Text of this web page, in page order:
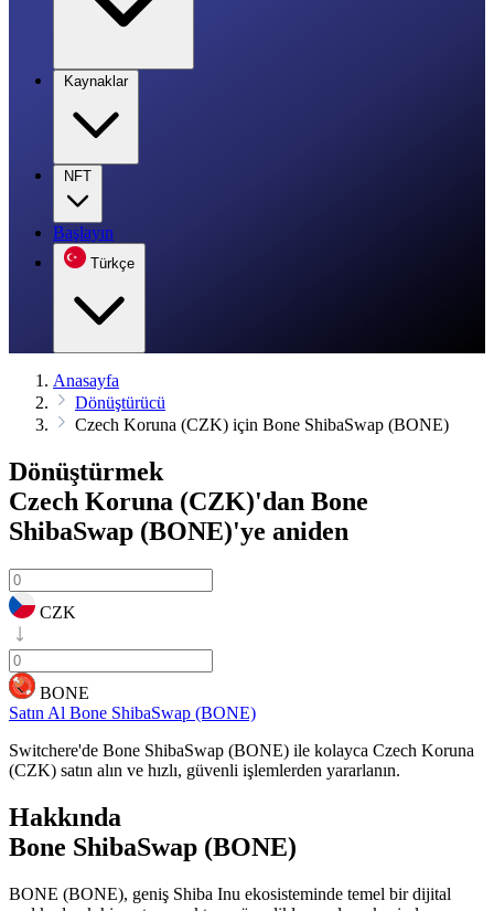
Kaynaklar
NFT
Başlayın
Türkçe
Anasayfa
Dönüştürücü
Czech Koruna (CZK) için Bone ShibaSwap (BONE)
Dönüştürmek
Czech Koruna (CZK)'dan Bone
ShibaSwap (BONE)'ye aniden
CZK
BONE
Satın Al Bone ShibaSwap (BONE)
Switchere'de Bone ShibaSwap (BONE) ile kolayca Czech Koruna
(CZK) satın alın ve hızlı, güvenli işlemlerden yararlanın.
Hakkında
Bone ShibaSwap (BONE)
BONE (BONE), geniş Shiba Inu ekosisteminde temel bir dijital